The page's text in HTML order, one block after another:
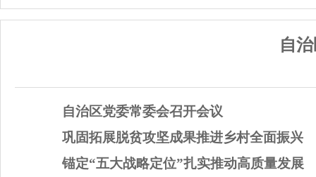
自
自治区党委常委会召开会议
巩固拓展脱贫攻坚成果推进乡村全面振兴
锚定“五大战略定位”扎实推动高质量发展